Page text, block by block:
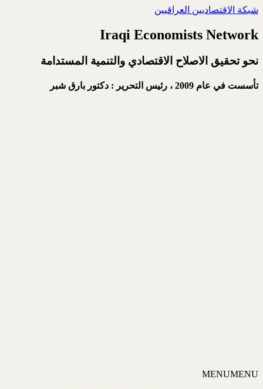
شبكة الاقتصاديين العراقيين
Iraqi Economists Network
نحو تحقيق الاصلاح الاقتصادي والتنمية المستدامة
تأسست في عام 2009 ، رئيس التحرير : دكتور بارق شبر
MENUMENU